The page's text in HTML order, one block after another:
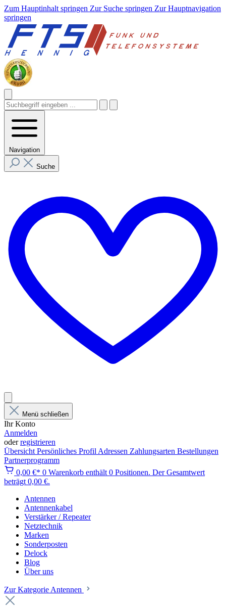
Zum Hauptinhalt springen Zur Suche springen Zur Hauptnavigation
springen
Navigation
Suche
Menü schließen
Ihr Konto
Anmelden
oderregistrieren
Übersicht Persönliches Profil Adressen Zahlungsarten Bestellungen
Partnerprogramm
0,00 €* 0 Warenkorb enthält 0 Positionen. Der Gesamtwert
beträgt 0,00 €.
Antennen
Antennenkabel
Verstärker / Repeater
Netztechnik
Marken
Sonderposten
Delock
Blog
Über uns
Zur Kategorie Antennen